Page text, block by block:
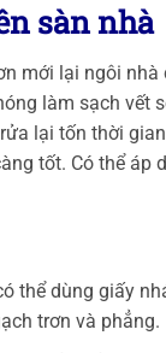
sàn nhà
mới lại ngôi nhà
làm sạch vết
lại tốn thời
tốt. Có thể áp
thể dùng giấy
trơn và phẳng.